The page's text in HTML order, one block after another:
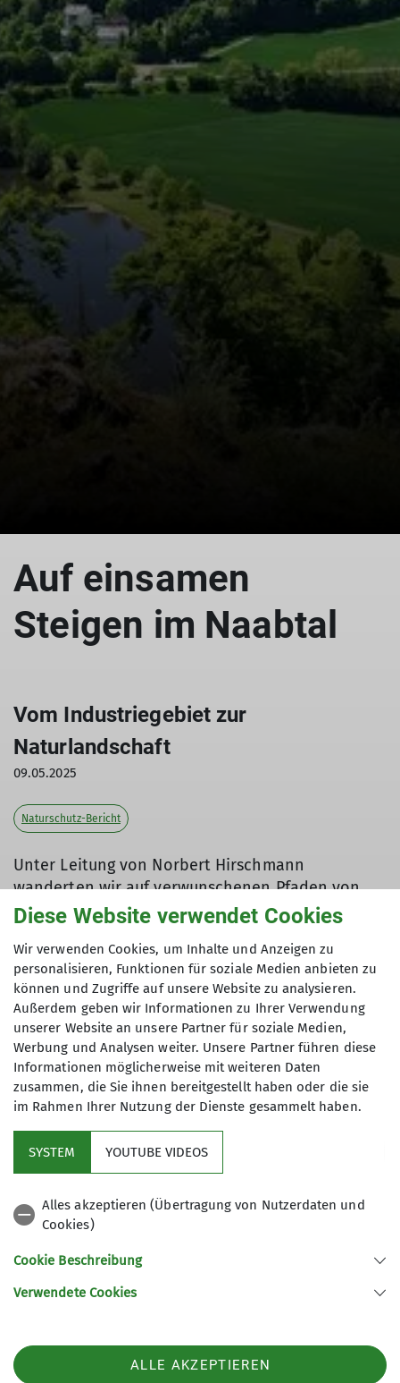
Auf einsamen
Steigen im Naabtal
Vom Industriegebiet zur
Naturlandschaft
09.05.2025
Naturschutz-Bericht
Unter Leitung von Norbert Hirschmann
wanderten wir auf verwunschenen Pfaden von
Etterzhausen nach Pielenhofen über die
einer fantastischen Aussichtskanzel mit Blick auf
die Naabschleife und die Penker Felsen sowie
eine seltene Tuffstein-Formation oberhalb von
Ebenwies durch eine eindrucksvolle
Naturlandschaft.
dass diese wunderbare Flusslandschaft nicht
immer so war. Vom 13. bis in die Mitte des 18.
ein intensiv genutztes Industriegebiet zur
Eisengewinnung und - verarbeitung. Mehr als 100
Hammerwerke und ein intensiver Schiffsverkehr
Jahren eroberte die Natur das Naabtal zurück und
Vegetation erleben. Wir entdeckten in den
Wälder, auf den Wiesen und Trockrasen eine
Diese Website verwendet Cookies
Wir verwenden Cookies, um Inhalte und Anzeigen zu
personalisieren, Funktionen für soziale Medien anbieten zu
können und Zugriffe auf unsere Website zu analysieren.
Außerdem geben wir Informationen zu Ihrer Verwendung
unserer Website an unsere Partner für soziale Medien,
Werbung und Analysen weiter. Unsere Partner führen diese
Informationen möglicherweise mit weiteren Daten
zusammen, die Sie ihnen bereitgestellt haben oder die sie
im Rahmen Ihrer Nutzung der Dienste gesammelt haben.
SYSTEM YOUTUBE VIDEOS
Alles akzeptieren (Übertragung von Nutzerdaten und
Cookies)
Cookie Beschreibung
Verwendete Cookies
ALLE AKZEPTIEREN